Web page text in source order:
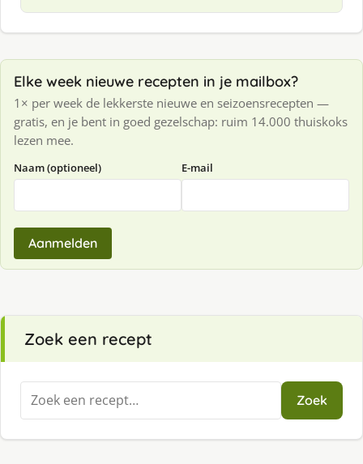
Elke week nieuwe recepten in je mailbox?
1× per week de lekkerste nieuwe en seizoensrecepten —
gratis, en je bent in goed gezelschap: ruim 14.000 thuiskoks
lezen mee.
Naam (optioneel) E-mail
Aanmelden
Zoek een recept
Zoeken
naar:
Zoek